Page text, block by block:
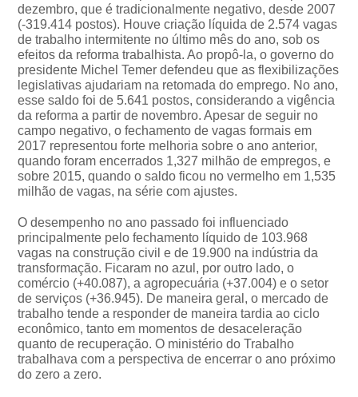
dezembro, que é tradicionalmente negativo, desde 2007
(-319.414 postos). Houve criação líquida de 2.574 vagas
de trabalho intermitente no último mês do ano, sob os
efeitos da reforma trabalhista. Ao propô-la, o governo do
presidente Michel Temer defendeu que as flexibilizações
legislativas ajudariam na retomada do emprego. No ano,
esse saldo foi de 5.641 postos, considerando a vigência
da reforma a partir de novembro. Apesar de seguir no
campo negativo, o fechamento de vagas formais em
2017 representou forte melhoria sobre o ano anterior,
quando foram encerrados 1,327 milhão de empregos, e
sobre 2015, quando o saldo ficou no vermelho em 1,535
milhão de vagas, na série com ajustes.
O desempenho no ano passado foi influenciado
principalmente pelo fechamento líquido de 103.968
vagas na construção civil e de 19.900 na indústria da
transformação. Ficaram no azul, por outro lado, o
comércio (+40.087), a agropecuária (+37.004) e o setor
de serviços (+36.945). De maneira geral, o mercado de
trabalho tende a responder de maneira tardia ao ciclo
econômico, tanto em momentos de desaceleração
quanto de recuperação. O ministério do Trabalho
trabalhava com a perspectiva de encerrar o ano próximo
do zero a zero.